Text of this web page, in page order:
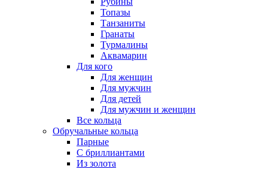
Топазы
Танзаниты
Гранаты
Турмалины
Аквамарин
Для кого
Для женщин
Для мужчин
Для детей
Для мужчин и женщин
Все кольца
Обручальные кольца
Парные
С бриллиантами
Из золота